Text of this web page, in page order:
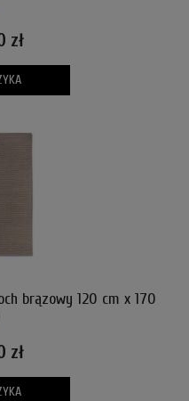
zł
brązowy 120 cm x 170
zł